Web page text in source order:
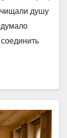
душу